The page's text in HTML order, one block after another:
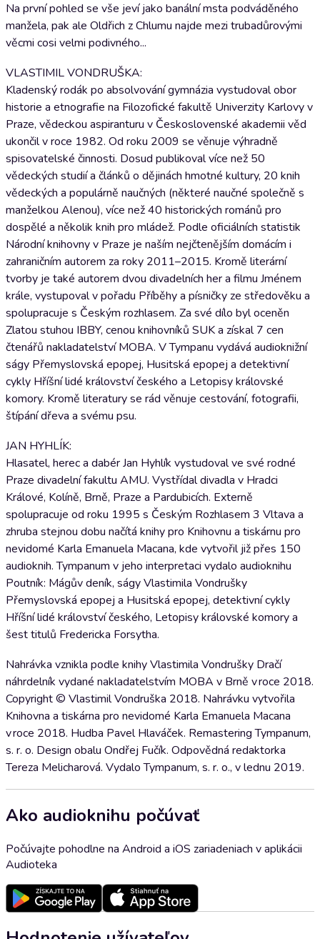
Na první pohled se vše jeví jako banální msta podváděného
manžela, pak ale Oldřich z Chlumu najde mezi trubadůrovými
věcmi cosi velmi podivného...
VLASTIMIL VONDRUŠKA:
Kladenský rodák po absolvování gymnázia vystudoval obor
historie a etnografie na Filozofické fakultě Univerzity Karlovy v
Praze, vědeckou aspiranturu v Československé akademii věd
ukončil v roce 1982. Od roku 2009 se věnuje výhradně
spisovatelské činnosti. Dosud publikoval více než 50
vědeckých studií a článků o dějinách hmotné kultury, 20 knih
vědeckých a populárně naučných (některé naučné společně s
manželkou Alenou), více než 40 historických románů pro
dospělé a několik knih pro mládež. Podle oficiálních statistik
Národní knihovny v Praze je naším nejčtenějším domácím i
zahraničním autorem za roky 2011–2015. Kromě literární
tvorby je také autorem dvou divadelních her a filmu Jménem
krále, vystupoval v pořadu Příběhy a písničky ze středověku a
spolupracuje s Českým rozhlasem. Za své dílo byl oceněn
Zlatou stuhou IBBY, cenou knihovníků SUK a získal 7 cen
čtenářů nakladatelství MOBA. V Tympanu vydává audioknižní
ságy Přemyslovská epopej, Husitská epopej a detektivní
cykly Hříšní lidé království českého a Letopisy královské
komory. Kromě literatury se rád věnuje cestování, fotografii,
štípání dřeva a svému psu.
JAN HYHLÍK:
Hlasatel, herec a dabér Jan Hyhlík vystudoval ve své rodné
Praze divadelní fakultu AMU. Vystřídal divadla v Hradci
Králové, Kolíně, Brně, Praze a Pardubicích. Externě
spolupracuje od roku 1995 s Českým Rozhlasem 3 Vltava a
zhruba stejnou dobu načítá knihy pro Knihovnu a tiskárnu pro
nevidomé Karla Emanuela Macana, kde vytvořil již přes 150
audioknih. Tympanum v jeho interpretaci vydalo audioknihu
Poutník: Mágův deník, ságy Vlastimila Vondrušky
Přemyslovská epopej a Husitská epopej, detektivní cykly
Hříšní lidé království českého, Letopisy královské komory a
šest titulů Fredericka Forsytha.
Nahrávka vznikla podle knihy Vlastimila Vondrušky Dračí
náhrdelník vydané nakladatelstvím MOBA v Brně v roce 2018.
Copyright © Vlastimil Vondruška 2018. Nahrávku vytvořila
Knihovna a tiskárna pro nevidomé Karla Emanuela Macana
v roce 2018. Hudba Pavel Hlaváček. Remastering Tympanum,
s. r. o. Design obalu Ondřej Fučík. Odpovědná redaktorka
Tereza Melicharová. Vydalo Tympanum, s. r. o., v lednu 2019.
Ako audioknihu počúvať
Počúvajte pohodlne na Android a iOS zariadeniach v aplikácii
Audioteka